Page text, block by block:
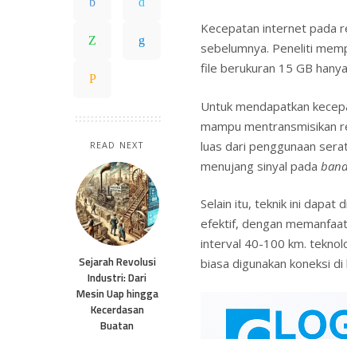
READ NEXT
Sejarah Revolusi
Industri: Dari
Mesin Uap hingga
Kecerdasan
Buatan
Kecepatan internet pada
sebelumnya. Peneliti
file berukuran 15 GB
Untuk mendapatkan
mampu mentransmisikan
luas dari penggunaan
menujang sinyal pada
Selain itu, teknik ini dapat
efektif, dengan
interval 40-100 km.
biasa digunakan koneksi